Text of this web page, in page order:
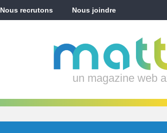
Nous recrutons Nous joindre
un magazine web